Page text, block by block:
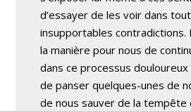
d’essayer de les voir dans
insupportables
la manière pour nous de
dans ce processus
de panser quelques-unes de
de nous sauver de la tempête